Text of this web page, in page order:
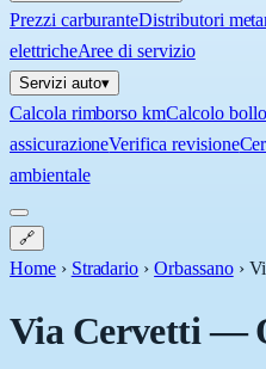
Prezzi carburanteDistributori
elettricheAree di servizio
Servizi auto▾
Calcola rimborso kmCalcolo
assicurazioneVerifica revisione
ambientale
🔗
Home › Stradario › Orbassano ›
Via Cervetti—